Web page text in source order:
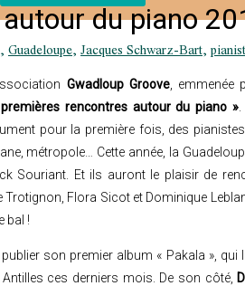
du piano
,Guadeloupe,Jacques Schwarz-Bart,
Gwadloup Groove, emmenée
rencontres autour du piano ».
pour la première fois, des
métropole… Cette année, la
Souriant. Et ils auront le plaisir de
Flora Sicot et Dominique
bal !
son premier album « Pakala », qui
ces derniers mois. De son côté,